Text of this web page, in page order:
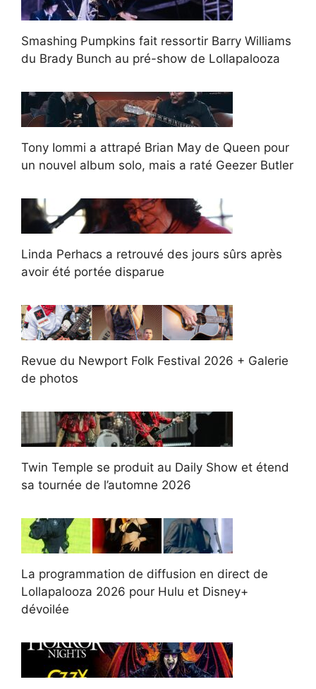
Smashing Pumpkins fait ressortir Barry Williams
du Brady Bunch au pré-show de Lollapalooza
Tony Iommi a attrapé Brian May de Queen pour
un nouvel album solo, mais a raté Geezer Butler
Linda Perhacs a retrouvé des jours sûrs après
avoir été portée disparue
Revue du Newport Folk Festival 2026 + Galerie
de photos
Twin Temple se produit au Daily Show et étend
sa tournée de l’automne 2026
La programmation de diffusion en direct de
Lollapalooza 2026 pour Hulu et Disney+
dévoilée